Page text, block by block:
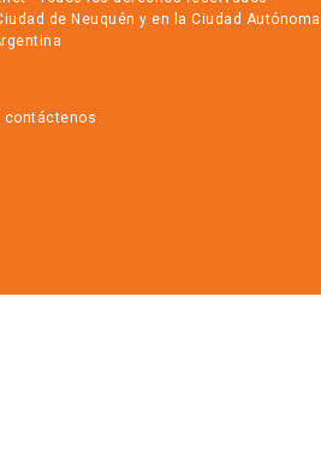
de Neuquén y en la Ciudad Autónoma
contáctenos